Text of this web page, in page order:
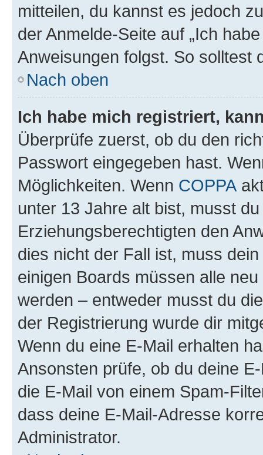
mitteilen, du kannst es jedoch
der Anmelde-Seite auf „Ich
Anweisungen folgst. So solltest
Nach oben
Ich habe mich registriert,
Überprüfe zuerst, ob du den
Passwort eingegeben hast.
Möglichkeiten. Wenn COPPA
unter 13 Jahre alt bist, musst
Erziehungsberechtigten den
dies nicht der Fall ist, muss
einigen Boards müssen alle
werden – entweder musst du
der Registrierung wurde dir
Wenn du eine E-Mail erhalten
Ansonsten prüfe, ob du deine
die E-Mail von einem Spam-
dass deine E-Mail-Adresse
Administrator.